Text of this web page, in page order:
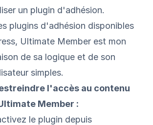
un plugin d'adhésion.
plugins d'adhésion disponibles
Ultimate Member est mon
de sa logique et de son
simples.
l'accès au contenu
Member :
le plugin depuis